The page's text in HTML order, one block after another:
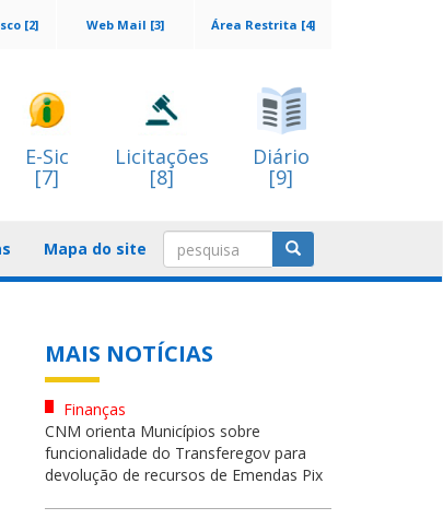
Área Restrita [4]
Web Mail [3]
[2]
E-Sic
[7]
Licitações
[8]
Diário
[9]
Mapa do site
MAIS NOTÍCIAS
Finanças
CNM orienta Municípios sobre
funcionalidade do Transferegov para
devolução de recursos de Emendas Pix